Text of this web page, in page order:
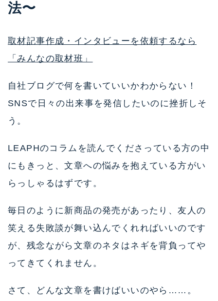
法〜
取材記事作成・インタビューを依頼するなら
「みんなの取材班」
自社ブログで何を書いていいかわからない！
SNSで日々の出来事を発信したいのに挫折しそ
う。
LEAPHのコラムを読んでくださっている方の中
にもきっと、文章への悩みを抱えている方がい
らっしゃるはずです。
毎日のように新商品の発売があったり、友人の
笑える失敗談が舞い込んでくれればいいのです
が、残念ながら文章のネタはネギを背負ってや
ってきてくれません。
さて、どんな文章を書けばいいのやら……。